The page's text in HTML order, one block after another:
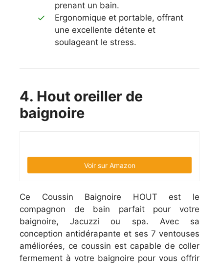
prenant un bain.
Ergonomique et portable, offrant
une excellente détente et
soulageant le stress.
4. Hout oreiller de
baignoire
Voir sur Amazon
Ce Coussin Baignoire HOUT est le
compagnon de bain parfait pour votre
baignoire, Jacuzzi ou spa. Avec sa
conception antidérapante et ses 7 ventouses
améliorées, ce coussin est capable de coller
fermement à votre baignoire pour vous offrir